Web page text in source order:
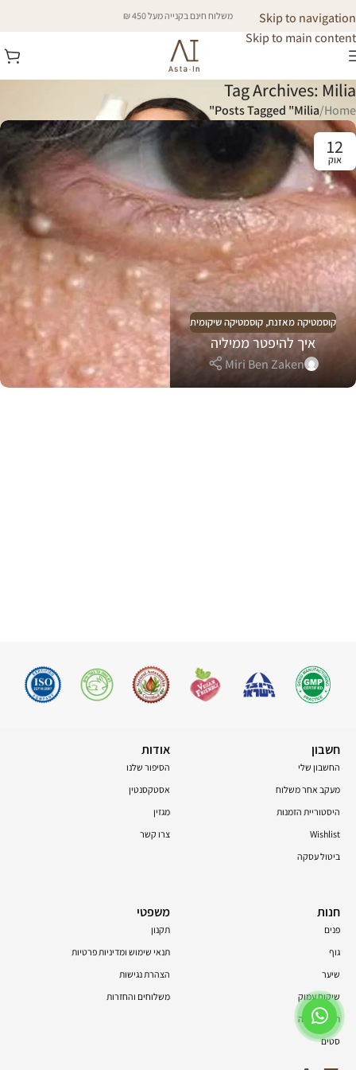
Skip to navigation
Skip to main content
משלוח חינם בקנייה מעל 450 ₪
Tag Archives: Milia
Home
/
Posts Tagged "Milia"
12
אוק
קוסמטיקה מאזנת, קוסמטיקה שיקומית
איך להיפטר ממיליה
Miri Ben Zaken
חשבון
החשבון שלי
מעקב אחר משלוח
היסטוריית הזמנות
Wishlist
ביטול עסקה
אודות
הסיפור שלנו
אסטקסנטין
מגזין
צרו קשר
חנות
פנים
גוף
שיער
שיקום עמוק
תוספי תזונה
סטים
משפטי
תקנון
תנאי שימוש ומדיניות פרטיות
הצהרת נגישות
משלוחים והחזרות